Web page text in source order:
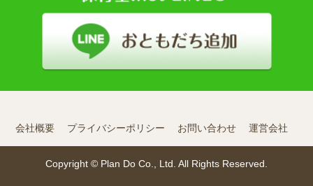
会社概要 プライバシーポリシー お問い合わせ 運営会社
Copyright © Plan Do Co., Ltd. All Rights Reserved.